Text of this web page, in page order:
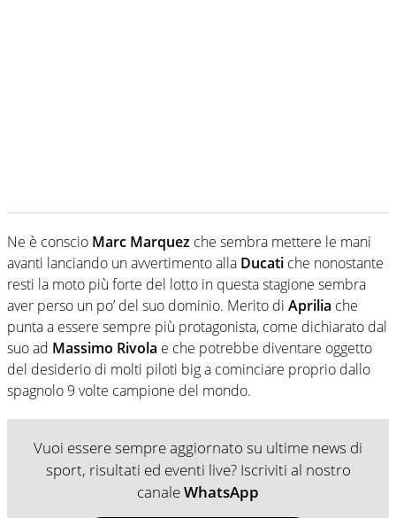
Ne è conscio Marc Marquez che sembra mettere le mani
avanti lanciando un avvertimento alla Ducati che nonostante
resti la moto più forte del lotto in questa stagione sembra
aver perso un po’ del suo dominio. Merito di Aprilia che
punta a essere sempre più protagonista, come dichiarato dal
suo ad Massimo Rivola e che potrebbe diventare oggetto
del desiderio di molti piloti big a cominciare proprio dallo
spagnolo 9 volte campione del mondo.
Vuoi essere sempre aggiornato su ultime news di
sport, risultati ed eventi live? Iscriviti al nostro
canaleWhatsApp